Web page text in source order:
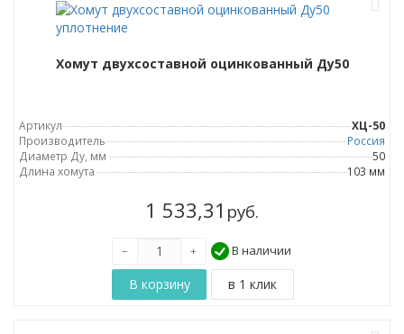
Хомут двухсоставной оцинкованный Ду50
Артикул
ХЦ-50
Производитель
Россия
Диаметр Ду, мм
50
Длина хомута
103 мм
1 533,31 руб.
В наличии